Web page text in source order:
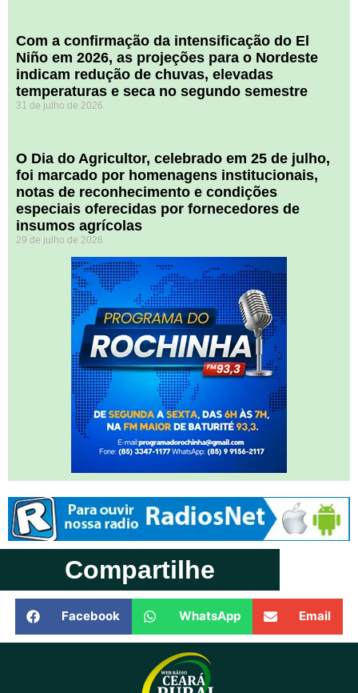
Com a confirmação da intensificação do El
Niño em 2026, as projeções para o Nordeste
indicam redução de chuvas, elevadas
temperaturas e seca no segundo semestre
31 de julho de 2026
O Dia do Agricultor, celebrado em 25 de julho,
foi marcado por homenagens institucionais,
notas de reconhecimento e condições
especiais oferecidas por fornecedores de
insumos agrícolas
29 de julho de 2026
Compartilhe
Facebook WhatsApp Email